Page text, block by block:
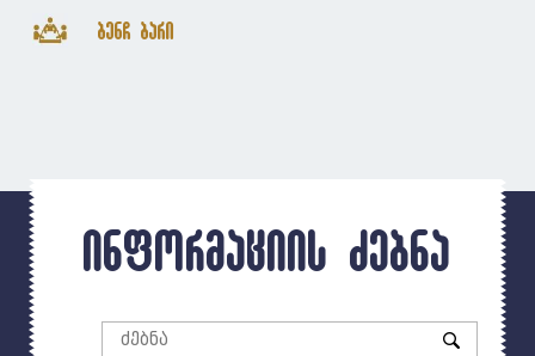
ბენჩ ბარი
ინფორმაციის ძებნა